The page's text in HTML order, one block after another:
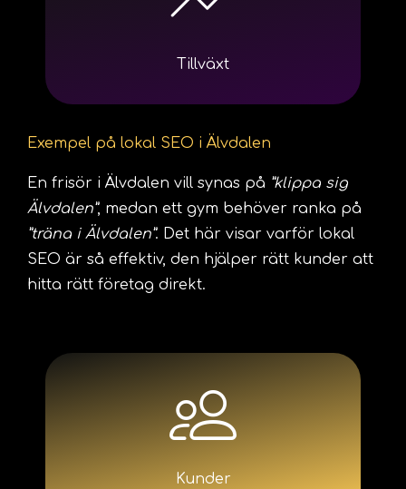
Tillväxt
Exempel på lokal SEO i Älvdalen
En frisör i Älvdalen vill synas på ”klippa sig
Älvdalen”, medan ett gym behöver ranka på
”träna i Älvdalen”. Det här visar varför lokal
SEO är så effektiv, den hjälper rätt kunder att
hitta rätt företag direkt.
Kunder